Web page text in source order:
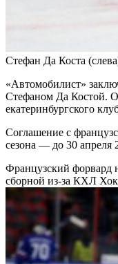
Стефан Да Коста
«Автомобилист»
Стефаном Да Костой.
екатеринбургского
Соглашение с
сезона — до 30 апреля
Французский форвард
сборной из-за КХЛ